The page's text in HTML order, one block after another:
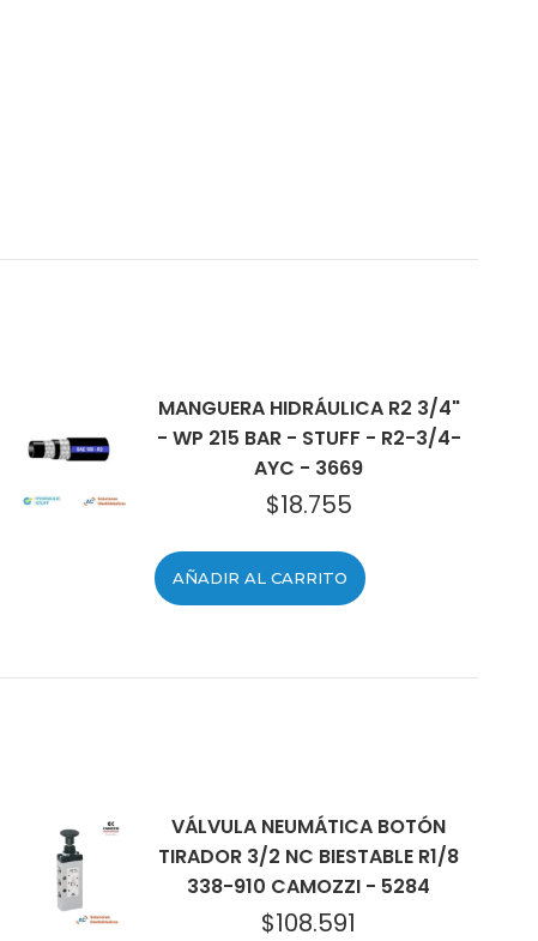
MANGUERA HIDRÁULICA R2 3/4"
- WP 215 BAR - STUFF - R2-3/4-
AYC - 3669
$18.755
AÑADIR AL CARRITO
VÁLVULA NEUMÁTICA BOTÓN
TIRADOR 3/2 NC BIESTABLE R1/8
338-910 CAMOZZI - 5284
$108.591